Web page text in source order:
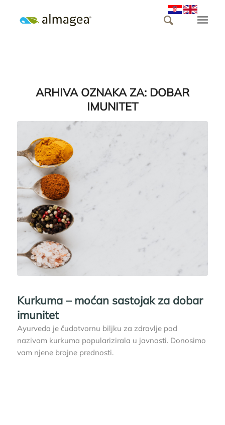
ARHIVA OZNAKA ZA: DOBAR
IMUNITET
Kurkuma – moćan sastojak za dobar
imunitet
Ayurveda je čudotvornu biljku za zdravlje pod
nazivom kurkuma popularizirala u javnosti. Donosimo
vam njene brojne prednosti.